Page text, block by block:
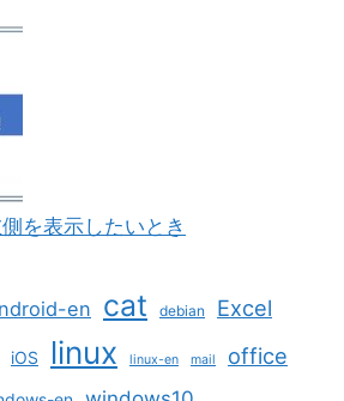
を表示したいとき
en cat debian Excel
iOS linux linux-en mail office